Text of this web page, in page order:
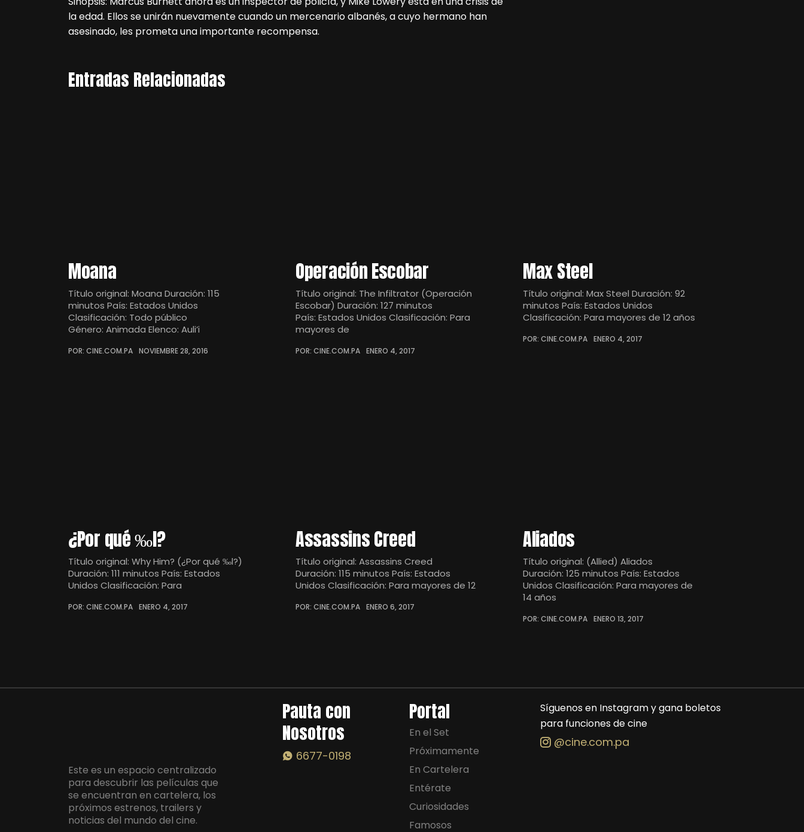
la edad. Ellos se unirán nuevamente cuando un mercenario albanés, a cuyo hermano han
asesinado, les prometa una importante recompensa.
Entradas Relacionadas
Moana
Título original: Moana Duración: 115
minutos País: Estados Unidos
Clasificación: Todo público
Género: Animada Elenco: Auli’i
POR: CINE.COM.PA NOVIEMBRE 28, 2016
Operación Escobar
Título original: The Infiltrator (Operación
Escobar) Duración: 127 minutos
País: Estados Unidos Clasificación: Para
mayores de
POR: CINE.COM.PA ENERO 4, 2017
Max Steel
Título original: Max Steel Duración: 92
minutos País: Estados Unidos
Clasificación: Para mayores de 12 años
POR: CINE.COM.PA ENERO 4, 2017
¿Por qué ‰l?
Título original: Why Him? (¿Por qué ‰l?)
Duración: 111 minutos País: Estados
Unidos Clasificación: Para
POR: CINE.COM.PA ENERO 4, 2017
Assassins Creed
Título original: Assassins Creed
Duración: 115 minutos País: Estados
Unidos Clasificación: Para mayores de 12
POR: CINE.COM.PA ENERO 6, 2017
Aliados
Título original: (Allied) Aliados
Duración: 125 minutos País: Estados
Unidos Clasificación: Para mayores de
14 años
POR: CINE.COM.PA ENERO 13, 2017
Este es un espacio centralizado
para descubrir las películas que
se encuentran en cartelera, los
próximos estrenos, trailers y
noticias del mundo del cine.
Pauta con
Nosotros
6677-0198
Portal
En el Set
Próximamente
En Cartelera
Entérate
Curiosidades
Famosos
Síguenos en Instagram y gana boletos
para funciones de cine
@cine.com.pa